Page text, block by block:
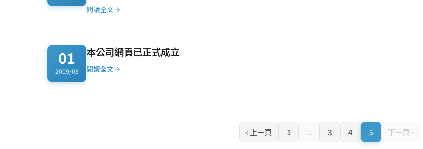
閱讀全文
01
2009/03
本公司網頁已正式成立
閱讀全文
‹ 上一頁 1 ... 3 4 5 下一頁 ›